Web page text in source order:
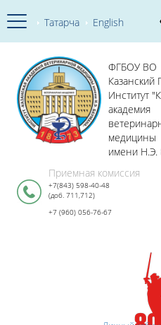
Татарча English
ФГБОУ ВО
Казанский
Институт
академия
медицины
имени Н.Э.
Приемная комиссия
+7(843) 598-40-48
(доб. 711,712)
+7 (960) 056-76-67